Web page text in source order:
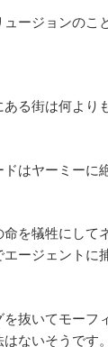
ージョンのこ
る街は何より
はヤーミーに
を犠牲にして
ージェントに
抜いてモーフ
ないそうです。